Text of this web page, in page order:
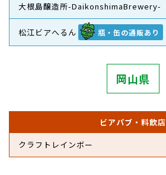
大根島醸造所-DaikonshimaBrewery-
松江ビアへるん 瓶・缶の通販あり
岡山県
ビアパブ・料飲店
クラフトレインボー